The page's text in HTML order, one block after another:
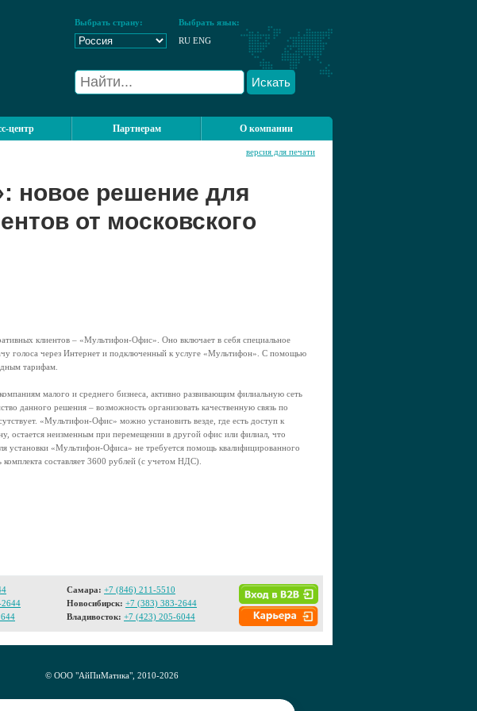
Выбрать страну:
Выбрать язык:
RU ENG
Искать
центр Партнерам О компании
версия для печати
новое решение для
от московского
клиентов – «Мультифон-Офис». Оно включает в себя специальное
голоса через Интернет и подключенный к услуге «Мультифон». С помощью
тарифам.
малого и среднего бизнеса, активно развивающим филиальную сеть
данного решения – возможность организовать качественную связь по
«Мультифон-Офис» можно установить везде, где есть доступ к
остается неизменным при перемещении в другой офис или филиал, что
установки «Мультифон-Офиса» не требуется помощь квалифицированного
составляет 3600 рублей (с учетом НДС).
Самара: +7 (846) 211-5510
Новосибирск: +7 (383) 383-2644
Владивосток: +7 (423) 205-6044
© ООО "АйПиМатика", 2010-2026
Создание сайта -ICO